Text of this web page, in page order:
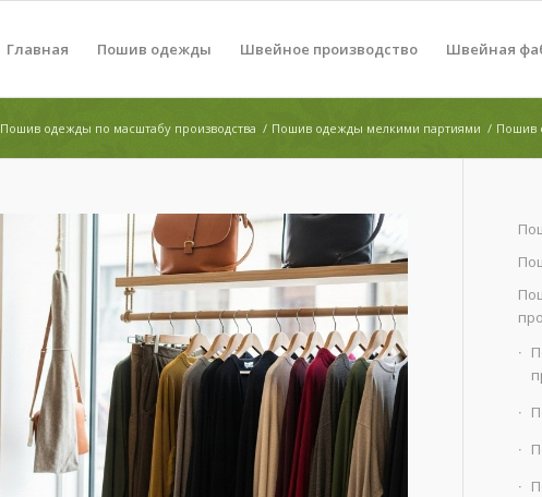
Главная Пошив одежды Швейное производство Швейная
Пошив одежды по масштабу производства / Пошив одежды мелкими партиями / Пошив